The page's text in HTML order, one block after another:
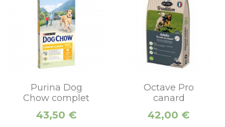
Purina Dog
Chow complet
Prix
43,50 €
Octave Pro
canard
Prix
42,00 €